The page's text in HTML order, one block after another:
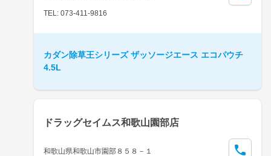
TEL: 073-411-9816
カダン除草王シリーズ ザッソージエース エコパウチ
4.5L
ドラッグセイムス和歌山園部店
和歌山県和歌山市園部８５８－１